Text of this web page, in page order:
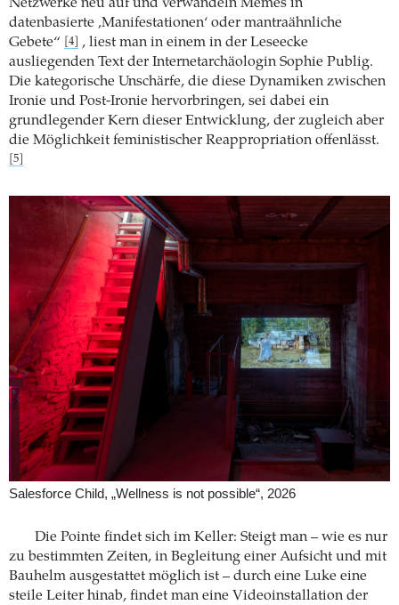
Netzwerke neu auf und verwandeln Memes in
datenbasierte ‚Manifestationen‘ oder mantraähnliche
Gebete“
[4]
, liest man in einem in der Leseecke
ausliegenden Text der Internetarchäologin Sophie Publig.
Die kategorische Unschärfe, die diese Dynamiken zwischen
Ironie und Post-Ironie hervorbringen, sei dabei ein
grundlegender Kern dieser Entwicklung, der zugleich aber
die Möglichkeit feministischer Reappropriation offenlässt.
[5]
Salesforce Child, „Wellness is not possible“, 2026
Die Pointe findet sich im Keller: Steigt man – wie es nur
zu bestimmten Zeiten, in Begleitung einer Aufsicht und mit
Bauhelm ausgestattet möglich ist – durch eine Luke eine
steile Leiter hinab, findet man eine Videoinstallation der